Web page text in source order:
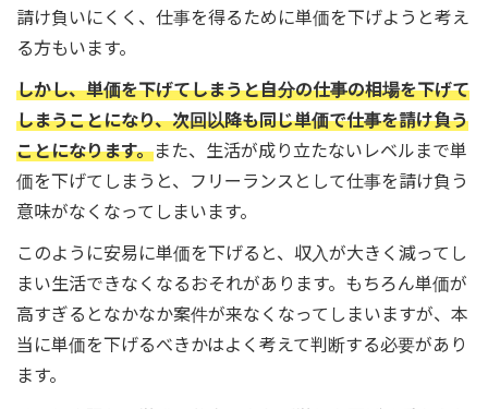
請け負いにくく、仕事を得るために単価を下げようと考え
る方もいます。
しかし、単価を下げてしまうと自分の仕事の相場を下げて
しまうことになり、次回以降も同じ単価で仕事を請け負う
ことになります。また、生活が成り立たないレベルまで単
価を下げてしまうと、フリーランスとして仕事を請け負う
意味がなくなってしまいます。
このように安易に単価を下げると、収入が大きく減ってし
まい生活できなくなるおそれがあります。もちろん単価が
高すぎるとなかなか案件が来なくなってしまいますが、本
当に単価を下げるべきかはよく考えて判断する必要があり
ます。